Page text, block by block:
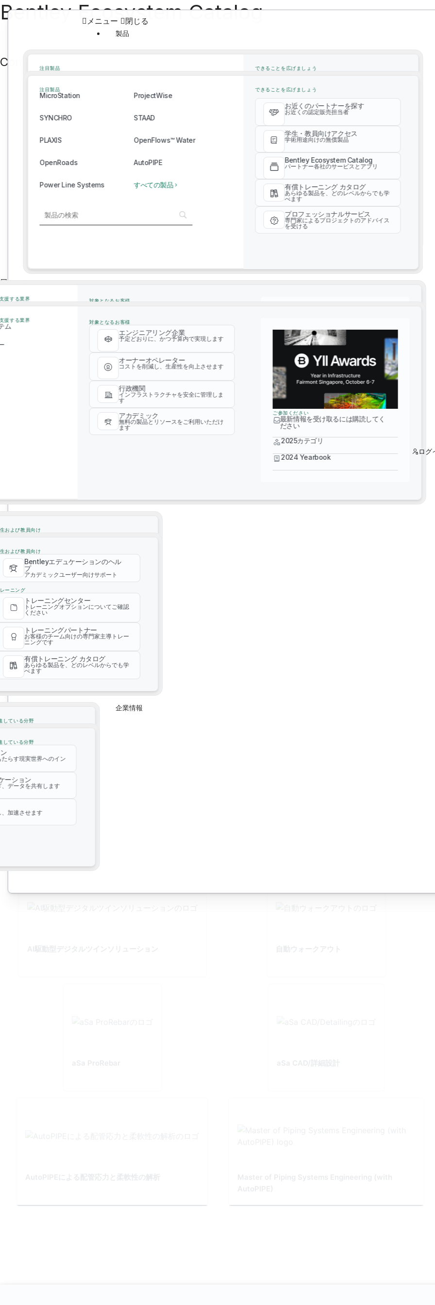
メニュー 閉じる
製品
注目製品
MicroStation
SYNCHRO
PLAXIS
OpenRoads
Power Line Systems
ProjectWise
STAAD
OpenFlows™ Water
AutoPIPE
すべての製品
できることを広げましょう
お近くの認定販売担当者
学生・教員向けアクセス
Bentley Ecosystem Catalog
パートナー各社のサービスとアプリ
有償トレーニング カタログ
あらゆる製品を、どのレベルからでも学
べます
プロフェッショナルサービス
専門家によるプロジェクトのアドバイス
を受ける
援する業界
ム 対象となるお客様
オーナーオペレーター
行政機関
す
アカデミック
無料の製品とリソースをご利用いただけ
ます
ご参加ください
最新情報を受け取るには購読してく
2025カテゴリ
2024 Yearbook
および教員向け
アカデミックユーザー向けサポート
ーニング
トレーニングセンター
ください
トレーニングパートナー
お客様のチーム向けの専門家主導トレー
ニングです
有償トレーニング カタログ
あらゆる製品を、どのレベルからでも学
べます
している分野
ーション
加速させます
製品
注目製品
MicroStation
SYNCHRO
PLAXIS
OpenRoads
Power Line Systems
ProjectWise
STAAD
OpenFlows™ Water
AutoPIPE
すべての製品
できることを広げましょう
お近くのパートナーを探す
お近くの認定販売担当者
学生・教員向けアクセス
学術用途向けの無償製品
Bentley Ecosystem Catalog
パートナー各社のサービスとアプリ
有償トレーニング カタログ
あらゆる製品を、どのレベルからでも学
べます
プロフェッショナルサービス
専門家によるプロジェクトのアドバイス
を受ける
援する業界
ム 対象となるお客様
エンジニアリング企業
予定どおりに、かつ予算内で実現します
オーナーオペレーター
コストを削減し、生産性を向上させます
行政機関
インフラストラクチャを安全に管理しま
す
アカデミック
無料の製品とリソースをご利用いただけ
ます
ご参加ください
最新情報を受け取るには購読してく
ださい
2025カテゴリ
2024 Yearbook
および教員向け
Bentleyエデュケーションのヘル
プ
アカデミックユーザー向けサポート
ーニング
トレーニングセンター
トレーニングオプションについてご確認
ください
トレーニングパートナー
お客様のチーム向けの専門家主導トレー
ニングです
有償トレーニング カタログ
あらゆる製品を、どのレベルからでも学
べます
企業情報
している分野
らす現実世界へのイン
ーション
データを共有します
加速させます
ログ
Bentley Ecosystem Catalog
Connect With Providers of Complementary Solutions To Drive Successful
ワークフローを合理化し、効率性を高めるために、当社のグローバルで革新的なエコシステムを検討または活用してください
貴社はソリューションプロバイダーですか？貴社をこのカタログに掲載する方法については、
サステナビリティデータAPI WLCAツールを備えたデジタルプラットフォーム
5 Star Configuration: Bentley OpenRoads
Designer, OpenBridge Modeler & MicroStation
Tailored for Precision and Performance